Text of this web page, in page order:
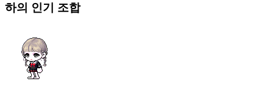
하의 인기 조합